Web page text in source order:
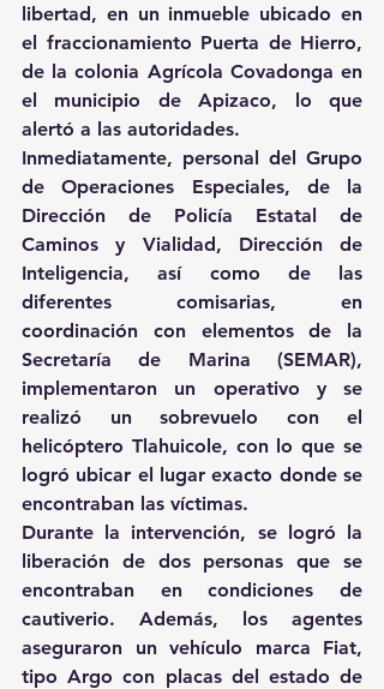
libertad, en un inmueble ubicado en
el fraccionamiento Puerta de Hierro,
de la colonia Agrícola Covadonga en
el municipio de Apizaco, lo que
alertó a las autoridades.
Inmediatamente, personal del Grupo
de Operaciones Especiales, de la
Dirección de Policía Estatal de
Caminos y Vialidad, Dirección de
Inteligencia, así como de las
diferentes comisarias, en
coordinación con elementos de la
Secretaría de Marina (SEMAR),
implementaron un operativo y se
realizó un sobrevuelo con el
helicóptero Tlahuicole, con lo que se
logró ubicar el lugar exacto donde se
encontraban las víctimas.
Durante la intervención, se logró la
liberación de dos personas que se
encontraban en condiciones de
cautiverio. Además, los agentes
aseguraron un vehículo marca Fiat,
tipo Argo con placas del estado de